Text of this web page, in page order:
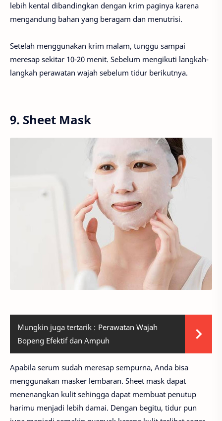
lebih kental dibandingkan dengan krim paginya karena
mengandung bahan yang beragam dan menutrisi.
Setelah menggunakan krim malam, tunggu sampai
meresap sekitar 10-20 menit. Sebelum mengikuti langkah-
langkah perawatan wajah sebelum tidur berikutnya.
9. Sheet Mask
Mungkin juga tertarik : Perawatan Wajah
Bopeng Efektif dan Ampuh
Apabila serum sudah meresap sempurna, Anda bisa
menggunakan masker lembaran. Sheet mask dapat
menenangkan kulit sehingga dapat membuat penutup
harimu menjadi lebih damai. Dengan begitu, tidur pun